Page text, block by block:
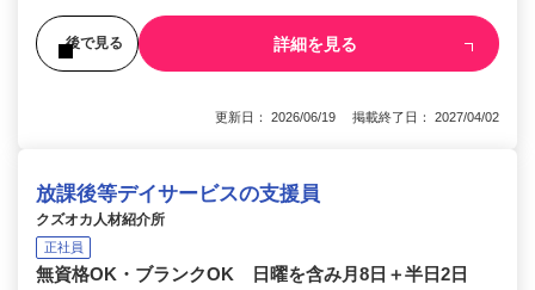
後で見る 詳細を見る
更新日： 2026/06/19 掲載終了日： 2027/04/02
放課後等デイサービスの支援員
クズオカ人材紹介所
正社員
無資格OK・ブランクOK 日曜を含み月8日＋半日2日